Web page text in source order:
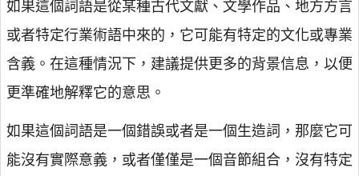
如果這個詞語是從某種古代文獻、文學作品、地方方言
或者特定行業術語中來的，它可能有特定的文化或專業
含義。在這種情況下，建議提供更多的背景信息，以便
更準確地解釋它的意思。
如果這個詞語是一個錯誤或者是一個生造詞，那麼它可
能沒有實際意義，或者僅僅是一個音節組合，沒有特定